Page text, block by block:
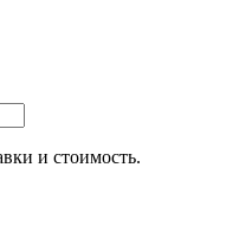
и стоимость.